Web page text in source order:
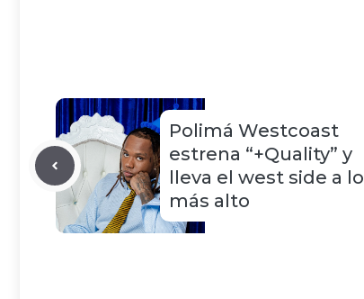
Polimá Westcoast
estrena “+Quality” y
lleva el west side a lo
más alto